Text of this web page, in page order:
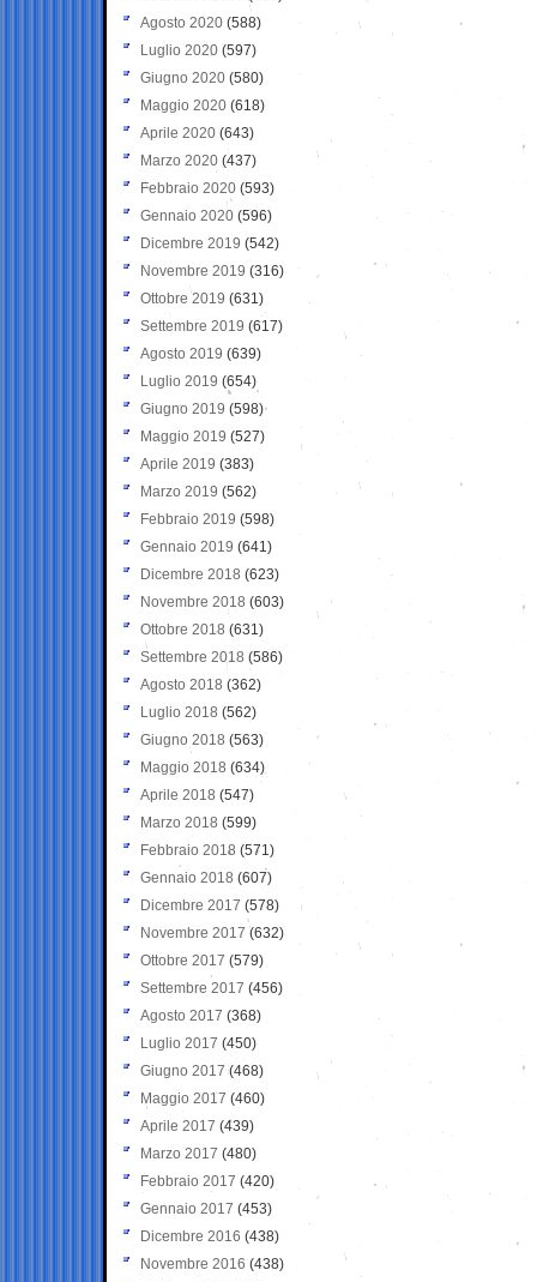
Agosto 2020 (588)
Luglio 2020 (597)
Giugno 2020 (580)
Maggio 2020 (618)
Aprile 2020 (643)
Marzo 2020 (437)
Febbraio 2020 (593)
Gennaio 2020 (596)
Dicembre 2019 (542)
Novembre 2019 (316)
Ottobre 2019 (631)
Settembre 2019 (617)
Agosto 2019 (639)
Luglio 2019 (654)
Giugno 2019 (598)
Maggio 2019 (527)
Aprile 2019 (383)
Marzo 2019 (562)
Febbraio 2019 (598)
Gennaio 2019 (641)
Dicembre 2018 (623)
Novembre 2018 (603)
Ottobre 2018 (631)
Settembre 2018 (586)
Agosto 2018 (362)
Luglio 2018 (562)
Giugno 2018 (563)
Maggio 2018 (634)
Aprile 2018 (547)
Marzo 2018 (599)
Febbraio 2018 (571)
Gennaio 2018 (607)
Dicembre 2017 (578)
Novembre 2017 (632)
Ottobre 2017 (579)
Settembre 2017 (456)
Agosto 2017 (368)
Luglio 2017 (450)
Giugno 2017 (468)
Maggio 2017 (460)
Aprile 2017 (439)
Marzo 2017 (480)
Febbraio 2017 (420)
Gennaio 2017 (453)
Dicembre 2016 (438)
Novembre 2016 (438)